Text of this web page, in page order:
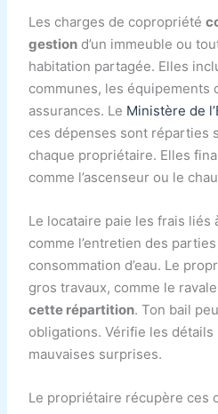
Les charges de copropriété
gestion d’un immeuble ou
habitation partagée. Elles
communes, les équipements
assurances. Le Ministère de
ces dépenses sont réparties
chaque propriétaire. Elles
comme l’ascenseur ou le
Le locataire paie les frais liés
comme l’entretien des
consommation d’eau. Le
gros travaux, comme le
cette répartition. Ton bail
obligations. Vérifie les
mauvaises surprises.
Le propriétaire récupère ces